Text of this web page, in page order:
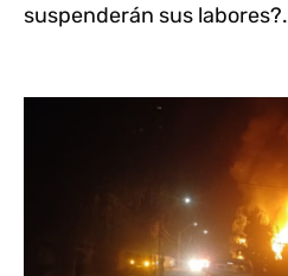
suspenderán sus labores?.